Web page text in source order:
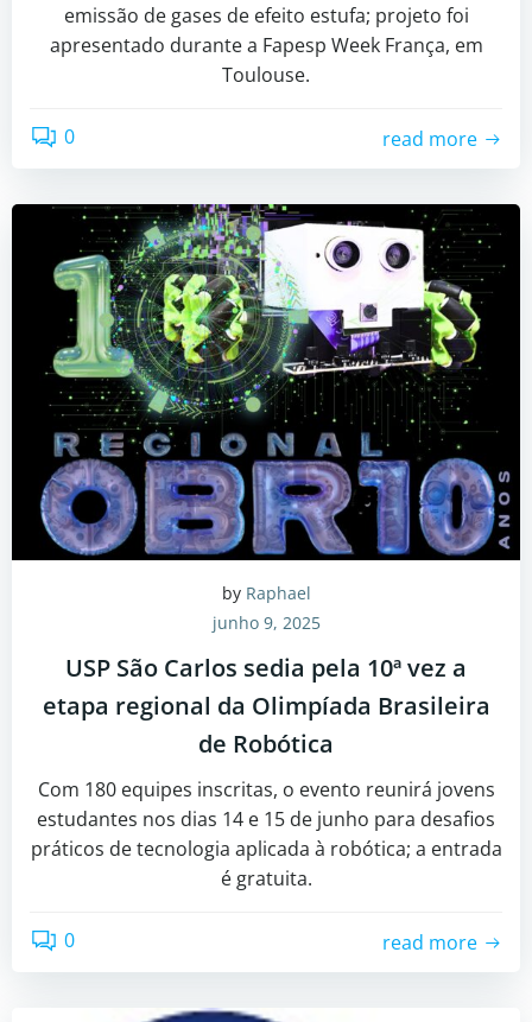
emissão de gases de efeito estufa; projeto foi
apresentado durante a Fapesp Week França, em
Toulouse.
0 read more
by Raphael
junho 9, 2025
USP São Carlos sedia pela 10ª vez a
etapa regional da Olimpíada Brasileira
de Robótica
Com 180 equipes inscritas, o evento reunirá jovens
estudantes nos dias 14 e 15 de junho para desafios
práticos de tecnologia aplicada à robótica; a entrada
é gratuita.
0 read more